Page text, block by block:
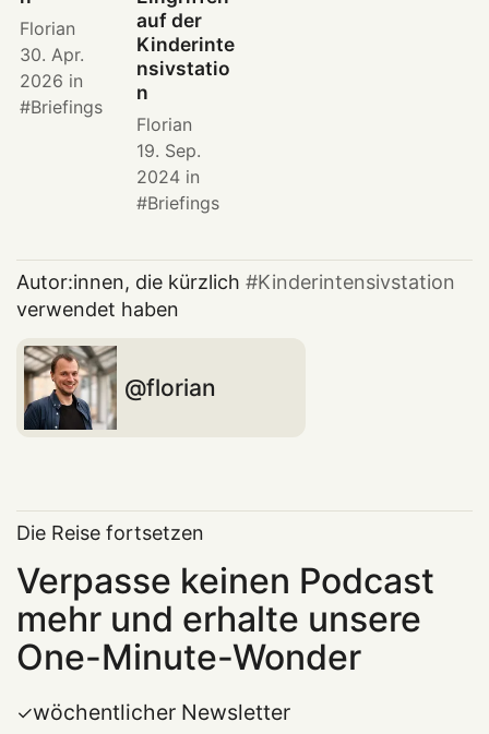
Florian
30. Apr.
2026 in
Briefings
auf der
Kinderinte
nsivstatio
n
Florian
19. Sep.
2024in
Briefings
Autor:innen, die kürzlich Kinderintensivstation
verwendet haben
florian
Die Reise fortsetzen
Verpasse keinen Podcast
mehr und erhalte unsere
One-Minute-Wonder
wöchentlicher Newsletter